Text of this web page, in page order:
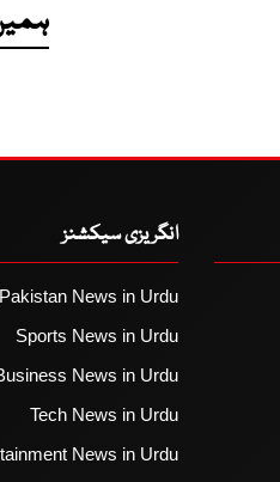
انگریزی سیکشنز
Pakistan News in Urdu
Sports News in Urdu
News in Urdu
Tech News in Urdu
News in Urdu